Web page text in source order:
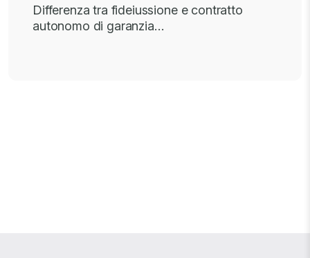
Differenza tra fideiussione e contratto
autonomo di garanzia…